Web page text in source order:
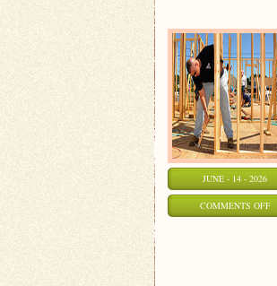
JUNE - 14 - 2026
COMMENTS OFFON